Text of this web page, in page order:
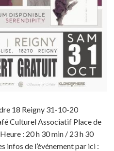
18 Reigny 31-10-20
Culturel Associatif Place de
: 20 h 30 min / 23 h 30
infos de l’événement par ici :